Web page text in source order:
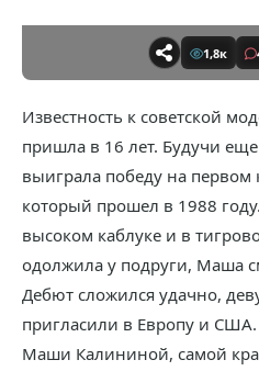
1,8к
Известность к советской
пришла в 16 лет. Будучи
выиграла победу на первом
который прошел в 1988
высоком каблуке и в
одолжила у подруги, Маша
Дебют сложился удачно,
пригласили в Европу и США.
Маши Калининой, самой